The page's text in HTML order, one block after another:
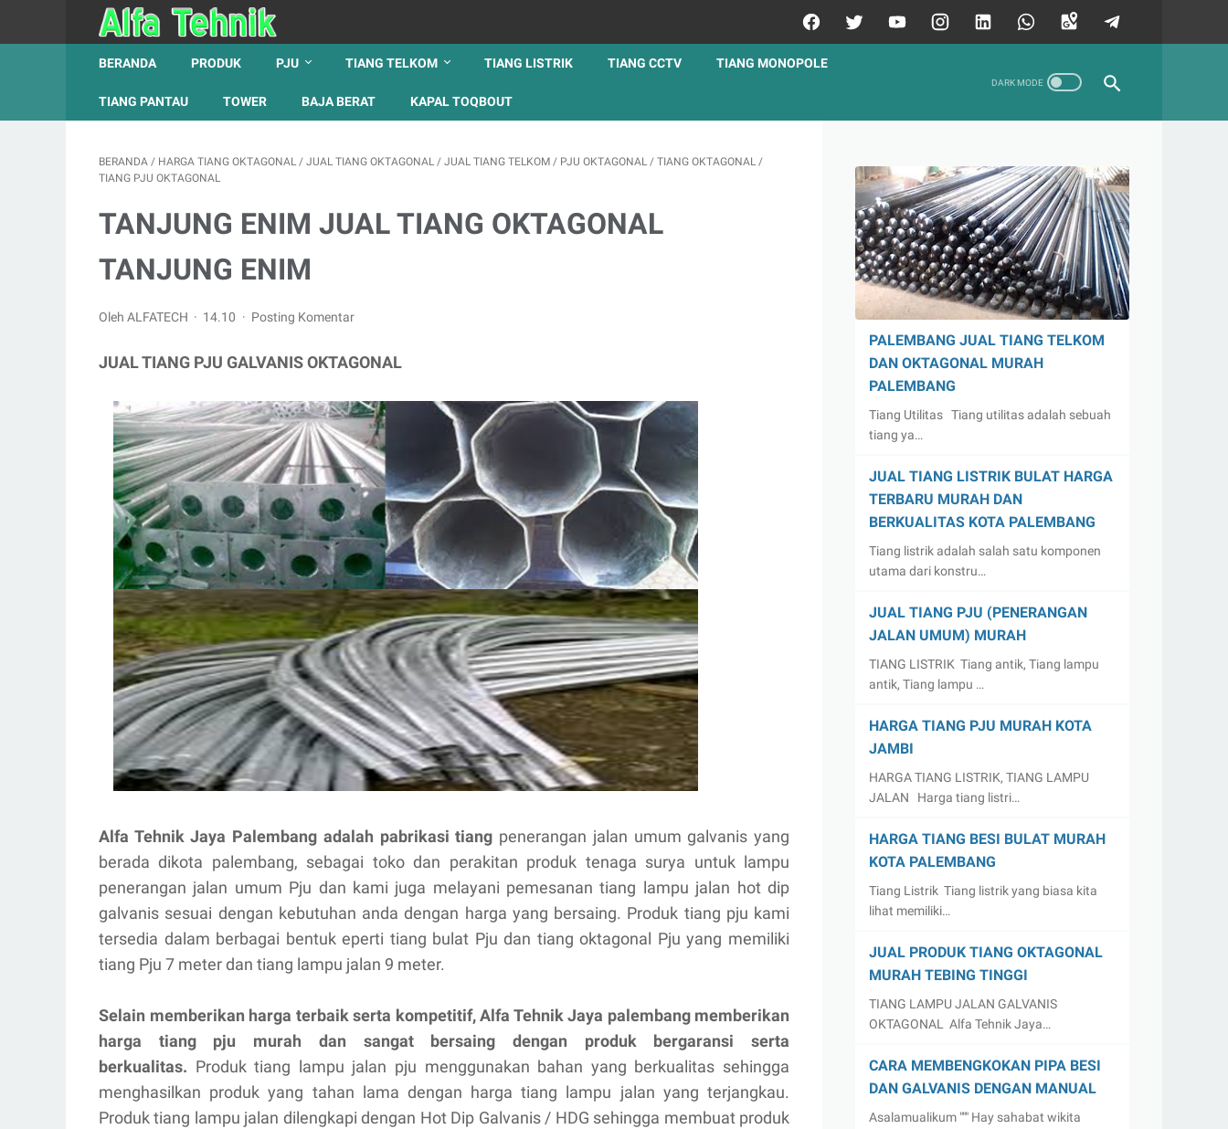
BERANDA PRODUK PJU TIANG TELKOM TIANG LISTRIK TIANG CCTV TIANG MONOPOLE
TIANG PANTAU TOWER BAJA BERAT KAPAL TOQBOUT
BERANDA / HARGA TIANG OKTAGONAL / JUAL TIANG OKTAGONAL / JUAL TIANG TELKOM / PJU OKTAGONAL / TIANG OKTAGONAL /
TIANG PJU OKTAGONAL
TANJUNG ENIM JUAL TIANG OKTAGONAL
TANJUNG ENIM
Oleh ALFATECH 14.10 Posting Komentar
JUAL TIANG PJU GALVANIS OKTAGONAL
Alfa Tehnik Jaya Palembang adalah pabrikasi tiang penerangan jalan umum galvanis yang
berada dikota palembang, sebagai toko dan perakitan produk tenaga surya untuk lampu
penerangan jalan umum Pju dan kami juga melayani pemesanan tiang lampu jalan hot dip
galvanis sesuai dengan kebutuhan anda dengan harga yang bersaing. Produk tiang pju kami
tersedia dalam berbagai bentuk eperti tiang bulat Pju dan tiang oktagonal Pju yang memiliki
tiang Pju 7 meter dan tiang lampu jalan 9 meter.
Selain memberikan harga terbaik serta kompetitif, Alfa Tehnik Jaya palembang memberikan
harga tiang pju murah dan sangat bersaing dengan produk bergaransi serta
berkualitas. Produk tiang lampu jalan pju menggunakan bahan yang berkualitas sehingga
menghasilkan produk yang tahan lama dengan harga tiang lampu jalan yang terjangkau.
Produk tiang lampu jalan dilengkapi dengan Hot Dip Galvanis / HDG sehingga membuat produk
PALEMBANG JUAL TIANG TELKOM
DAN OKTAGONAL MURAH
PALEMBANG
Tiang Utilitas Tiang utilitas adalah sebuah
tiang ya…
JUAL TIANG LISTRIK BULAT HARGA
TERBARU MURAH DAN
BERKUALITAS KOTA PALEMBANG
Tiang listrik adalah salah satu komponen
utama dari konstru…
JUAL TIANG PJU (PENERANGAN
JALAN UMUM) MURAH
TIANG LISTRIK Tiang antik, Tiang lampu
antik, Tiang lampu …
HARGA TIANG PJU MURAH KOTA
JAMBI
HARGA TIANG LISTRIK, TIANG LAMPU
JALAN Harga tiang listri…
HARGA TIANG BESI BULAT MURAH
KOTA PALEMBANG
Tiang Listrik Tiang listrik yang biasa kita
lihat memiliki…
JUAL PRODUK TIANG OKTAGONAL
MURAH TEBING TINGGI
TIANG LAMPU JALAN GALVANIS
OKTAGONAL Alfa Tehnik Jaya…
CARA MEMBENGKOKAN PIPA BESI
DAN GALVANIS DENGAN MANUAL
Asalamualikum """ Hay sahabat wikita